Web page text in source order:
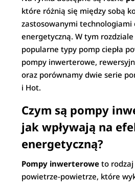
które różnią się między sobą
zastosowanymi technologiami
energetyczną. W tym
popularne typy pomp ciepła
pompy inwerterowe,
oraz porównamy dwie serie
i Hot.
Czym są pompy
jak wpływają na
energetyczną?
Pompy inwerterowe to rodzaj
powietrze-powietrze, które